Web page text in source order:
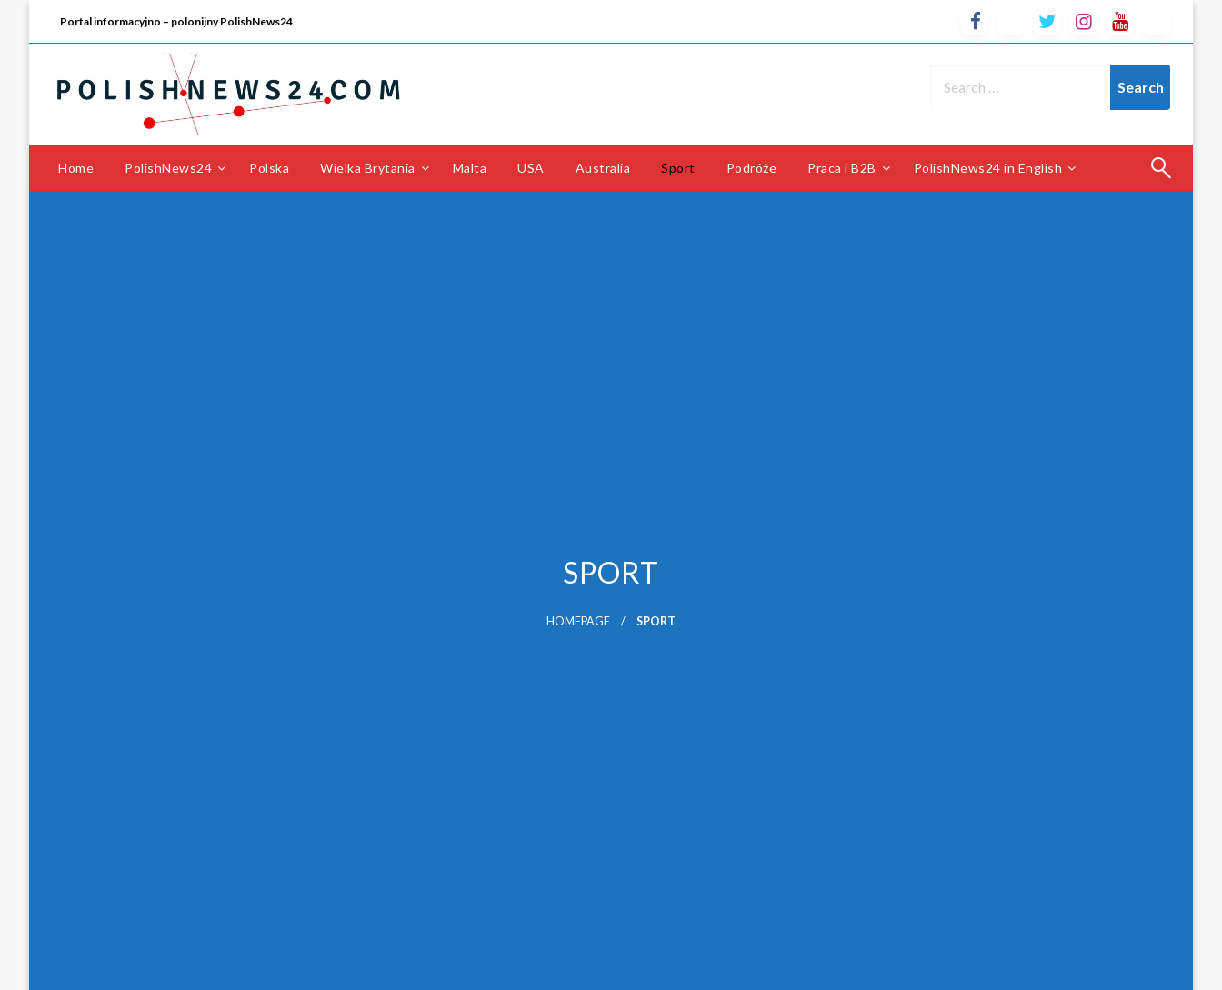
Portal informacyjno – polonijny PolishNews24
Home PolishNews24 Polska Wielka Brytania Malta USA Australia Sport Podróże Praca i B2B PolishNews24 in English
SPORT
HOMEPAGE SPORT